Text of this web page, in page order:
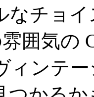
なチョ
囲気の
ィンテ